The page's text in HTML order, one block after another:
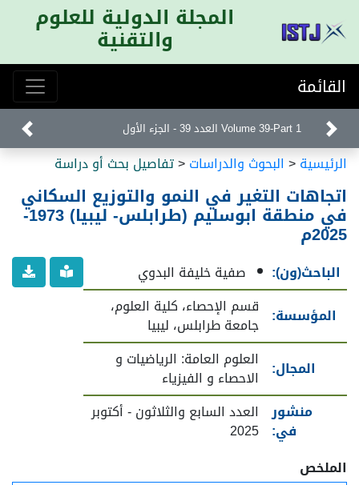
المجلة الدولية للعلوم
والتقنية
القائمة
Volume 39-Part 1 العدد 39 - الجزء الأول
الرئيسية< البحوث والدراسات<تفاصيل بحث أو دراسة
اتجاهات التغير في النمو والتوزيع السكاني
في منطقة ابوسليم (طرابلس- ليبيا) 1973-
2025م
الباحث(ون):
صفية خليفة البدوي
المؤسسة: قسم الإحصاء، كلية العلوم،
جامعة طرابلس، ليبيا
المجال:
العلوم العامة: الرياضيات و
الاحصاء و الفيزياء
منشور
في:
العدد السابع والثلاثون - أكتوبر
2025
الملخص